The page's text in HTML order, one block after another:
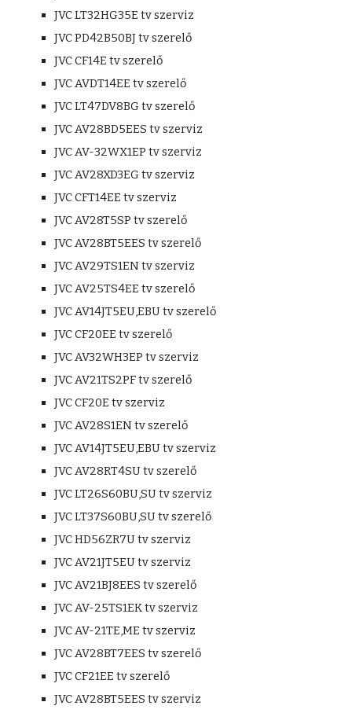
JVC LT32HG35E tv szerviz
JVC PD42B50BJ tv szerelő
JVC CF14E tv szerelő
JVC AVDT14EE tv szerelő
JVC LT47DV8BG tv szerelő
JVC AV28BD5EES tv szerviz
JVC AV-32WX1EP tv szerviz
JVC AV28XD3EG tv szerviz
JVC CFT14EE tv szerviz
JVC AV28T5SP tv szerelő
JVC AV28BT5EES tv szerelő
JVC AV29TS1EN tv szerviz
JVC AV25TS4EE tv szerelő
JVC AV14JT5EU,EBU tv szerelő
JVC CF20EE tv szerelő
JVC AV32WH3EP tv szerviz
JVC AV21TS2PF tv szerelő
JVC CF20E tv szerviz
JVC AV28S1EN tv szerelő
JVC AV14JT5EU,EBU tv szerviz
JVC AV28RT4SU tv szerelő
JVC LT26S60BU,SU tv szerviz
JVC LT37S60BU,SU tv szerelő
JVC HD56ZR7U tv szerviz
JVC AV21JT5EU tv szerviz
JVC AV21BJ8EES tv szerelő
JVC AV-25TS1EK tv szerviz
JVC AV-21TE,ME tv szerviz
JVC AV28BT7EES tv szerelő
JVC CF21EE tv szerelő
JVC AV28BT5EES tv szerviz